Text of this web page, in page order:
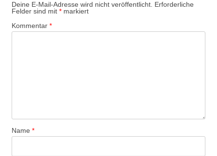
Deine E-Mail-Adresse wird nicht veröffentlicht. Erforderliche
Felder sind mit * markiert
Kommentar *
Name *